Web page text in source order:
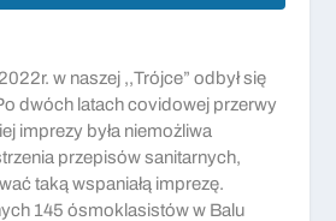
w naszej ,,Trójce” odbył się
dwóch latach covidowej przerwy
imprezy była niemożliwa
przepisów sanitarnych,
taką wspaniałą imprezę.
145 ósmoklasistów w Balu